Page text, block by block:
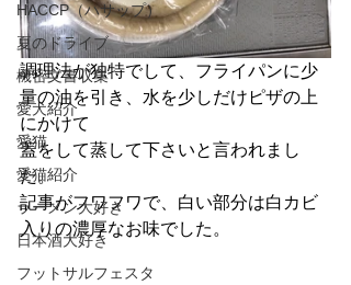
HACCP（ハサップ）
夏のドライブ
機密文書収集
愛犬紹介
愛猫
愛猫紹介
ラーメン大好き
日本酒大好き
フットサルフェスタ
調理法が独特でして、フライパンに少
量の油を引き、水を少しだけピザの上
にかけて
蓋をして蒸して下さいと言われまし
た。
記事がフワフワで、白い部分は白カビ
入りの濃厚なお味でした。